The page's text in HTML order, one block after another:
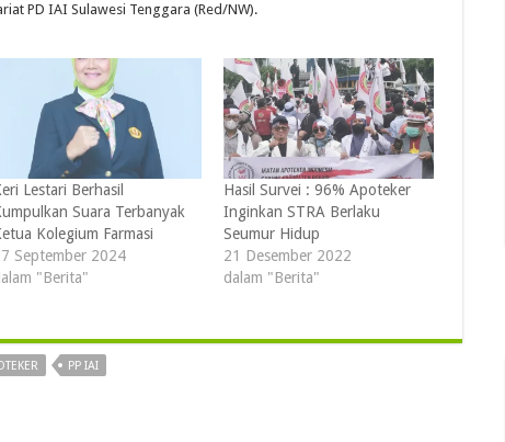
PD IAI Sulawesi Tenggara (Red/NW).
Lestari Berhasil
Suara Terbanyak
Kolegium Farmasi
September 2024
"Berita"
Hasil Survei : 96% Apoteker
Inginkan STRA Berlaku
Seumur Hidup
21 Desember 2022
dalam "Berita"
PP IAI